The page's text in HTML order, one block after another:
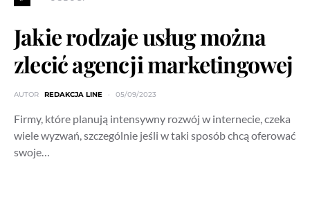
Jakie rodzaje usług można
zlecić agencji marketingowej
AUTOR REDAKCJA LINE 05/09/2023
Firmy, które planują intensywny rozwój w internecie, czeka
wiele wyzwań, szczególnie jeśli w taki sposób chcą oferować
swoje…